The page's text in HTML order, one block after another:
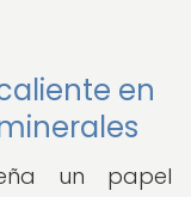
en
un papel